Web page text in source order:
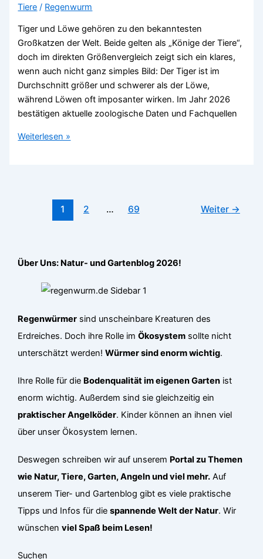
Mini-
für
Tiere / Regenwurm
Tiger und Löwe gehören zu den bekanntesten
Großkatzen der Welt. Beide gelten als „Könige der Tiere“,
doch im direkten Größenvergleich zeigt sich ein klares,
wenn auch nicht ganz simples Bild: Der Tiger ist im
Durchschnitt größer und schwerer als der Löwe,
während Löwen oft imposanter wirken. Im Jahr 2026
bestätigen aktuelle zoologische Daten und Fachquellen
Größenvergleich
größer?
Weiterlesen »
1 2 … 69 Weiter →
Über Uns: Natur- und Gartenblog 2026!
Regenwürmer sind unscheinbare Kreaturen des
Erdreiches. Doch ihre Rolle imÖkosystem sollte nicht
unterschätzt werden!Würmer sind enorm wichtig.
Ihre Rolle für die Bodenqualität im eigenen Garten ist
enorm wichtig. Außerdem sind sie gleichzeitig ein
praktischer Angelköder. Kinder können an ihnen viel
über unser Ökosystem lernen.
Deswegen schreiben wir auf unserem Portal zu Themen
wie Natur, Tiere, Garten, Angeln und viel mehr. Auf
unserem Tier- und Gartenblog gibt es viele praktische
Tipps und Infos für diespannende Welt der Natur. Wir
wünschenviel Spaß beim Lesen!
Suchen